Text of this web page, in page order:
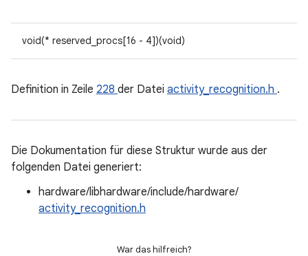
void(* reserved_procs[16 - 4])(void)
Definition in Zeile 228 der Datei activity_recognition.h .
Die Dokumentation für diese Struktur wurde aus der
folgenden Datei generiert:
hardware/libhardware/include/hardware/
activity_recognition.h
War das hilfreich?